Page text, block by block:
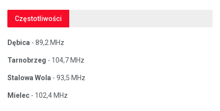
Częstotliwości
Dębica - 89,2 MHz
Tarnobrzeg - 104,7 MHz
Stalowa Wola - 93,5 MHz
Mielec - 102,4 MHz